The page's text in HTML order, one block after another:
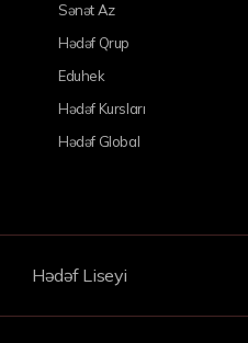
Sənət Az
Hədəf Qrup
Eduhek
Hədəf Kursları
Hədəf Global
Hədəf Liseyi